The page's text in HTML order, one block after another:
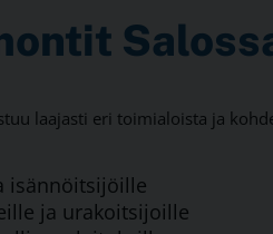
laajasti eri toimialoista ja
isännöitsijöille
ja urakoitsijoille